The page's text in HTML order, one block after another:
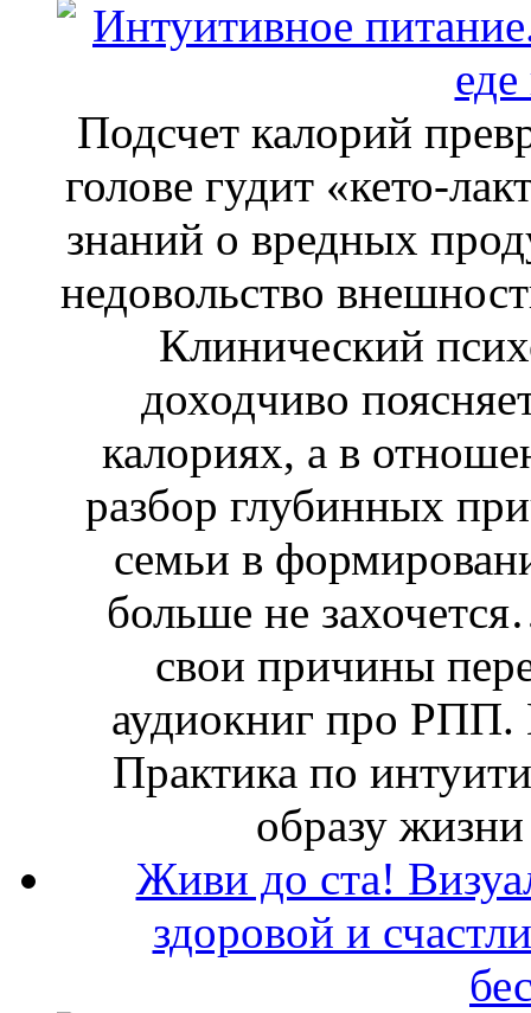
Подсчет калорий
голове гудит «кето-
знаний о вредных
недовольство
Клинический
доходчиво
калориях, а в
разбор глубинных
семьи в
больше не
свои причины
аудиокниг про РПП.
Практика по
образу
Живи до ста!
здоровой и